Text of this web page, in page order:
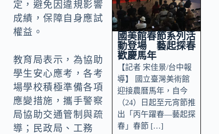
定，避免因違規影響
成績，保障自身應試
權益。
教育局表示，為協助
學生安心應考，各考
場學校積極準備各項
應變措施，攜手警察
局協助交通管制與疏
導；民政局、工務
國美館春節系列活
動登場 藝起探春
歡慶馬年
【記者 宋佳景/台中報
導】 國立臺灣美術館
迎接農曆馬年，自今
（24）日起至元宵節推
出「丙午躍春—藝起探
春」春節 […]